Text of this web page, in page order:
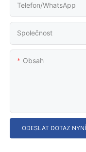
Telefon/WhatsApp
Společnost
Obsah
ODESLAT DOTAZ NYNÍ